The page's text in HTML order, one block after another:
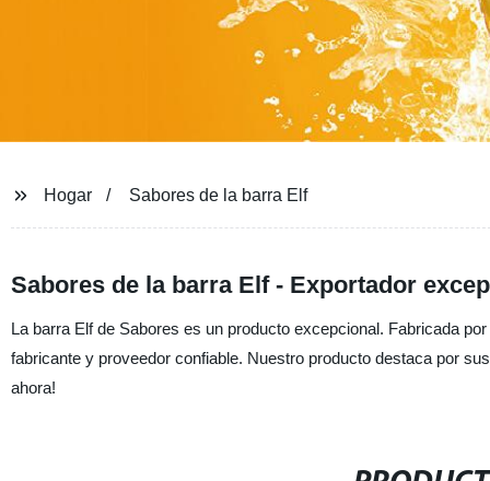
Hogar Sabores de la barra Elf
Sabores de la barra Elf - Exportador
La barra Elf de Sabores es un producto excepcional. Fabricada
fabricante y proveedor confiable. Nuestro producto destaca por
ahora!